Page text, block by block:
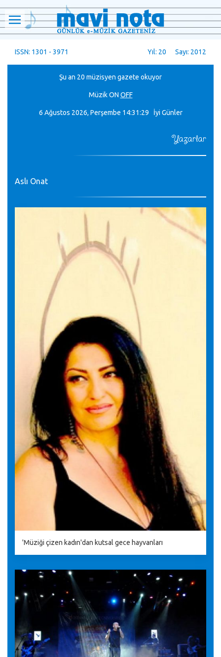
ISSN: 1301 - 3971 Yıl: 20 Sayı: 2012
Şu an 20 müzisyen gazete okuyor
MüzikON OFF
6 Ağustos 2026, Perşembe 14:31:30 İyi Günler
Yazarlar
Aslı Onat
'Müziği çizen kadın'dan kutsal gece hayvanları